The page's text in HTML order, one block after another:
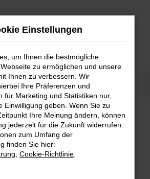
Showroom Fahrzeugbestand
Autoland finden Sie eine große
Marken und Modellen.
Einstellungen
um Ihnen die bestmögliche
zu ermöglichen und unsere
Ihnen zu verbessern. Wir
Ihre Präferenzen und
für Marketing und Statistiken nur,
Einwilligung geben. Wenn Sie zu
Ihre Meinung ändern, können
jederzeit für die Zukunft widerrufen.
zum Umfang der
finden Sie hier:
Cookie-Richtlinie